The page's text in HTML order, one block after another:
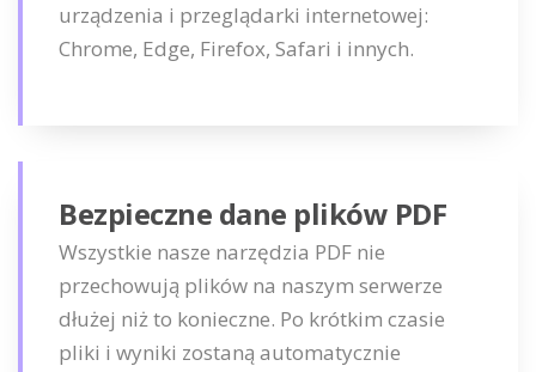
urządzenia i przeglądarki internetowej:
Chrome, Edge, Firefox, Safari i innych.
Bezpieczne dane plików PDF
Wszystkie nasze narzędzia PDF nie
przechowują plików na naszym serwerze
dłużej niż to konieczne. Po krótkim czasie
pliki i wyniki zostaną automatycznie